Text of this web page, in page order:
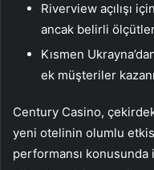
Riverview açılışı
ancak belirli
Kısmen
ek müşteriler
Century Casino,
yeni otelinin olumlu
performansı